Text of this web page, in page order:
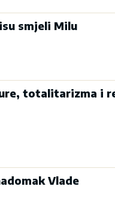
smjeli Milu
totalitarizma i
Vlade